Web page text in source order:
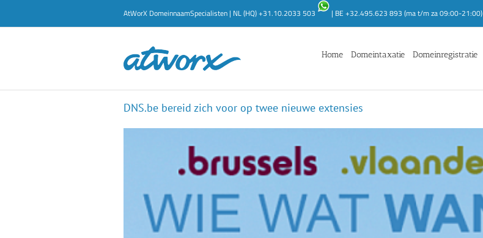
inhoud
AtWorX DomeinnaamSpecialisten | NL (HQ) +31.10.2033 503 | BE +32.495.623 893 (ma t/m za 09:00-21:00)
Home Domeintaxatie Domeinregistratie
DNS.be bereid zich voor op twee nieuwe extensies